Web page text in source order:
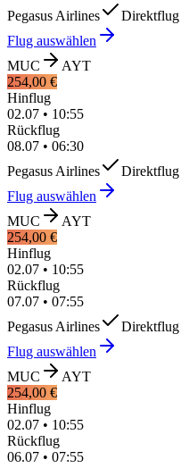
Pegasus Airlines
Direktflug
Flug auswählen
MUC
AYT
254,00 €
Hinflug
02.07 • 10:55
Rückflug
08.07 • 06:30
Pegasus Airlines
Direktflug
Flug auswählen
MUC
AYT
254,00 €
Hinflug
02.07 • 10:55
Rückflug
07.07 • 07:55
Pegasus Airlines
Direktflug
Flug auswählen
MUC
AYT
254,00 €
Hinflug
02.07 • 10:55
Rückflug
06.07 • 07:55